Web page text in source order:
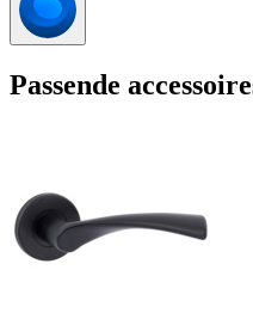
Passende